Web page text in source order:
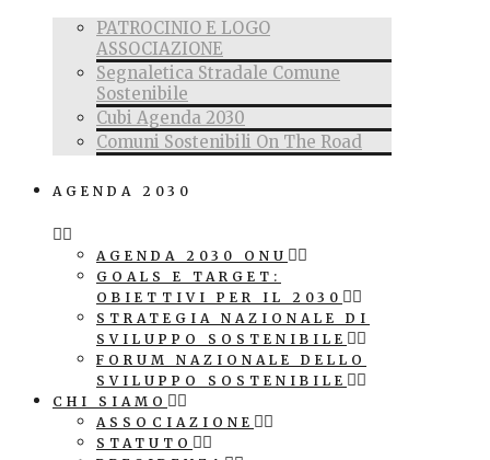
PATROCINIO E LOGO
ASSOCIAZIONE
Segnaletica Stradale Comune
Sostenibile
Cubi Agenda 2030
Comuni Sostenibili On The Road
AGENDA 2030
AGENDA 2030 ONU
GOALS E TARGET:
OBIETTIVI PER IL 2030
STRATEGIA NAZIONALE DI
SVILUPPO SOSTENIBILE
FORUM NAZIONALE DELLO
SVILUPPO SOSTENIBILE
CHI SIAMO
ASSOCIAZIONE
STATUTO